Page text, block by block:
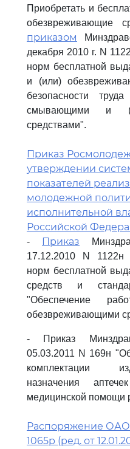
Приобретать и
обезвреживающие
приказом
декабря 2010 г. N
норм бесплатной
и (или)
безопасности
смывающими и
средствами".
Приказ
утверждении
показателей
молодежной
исполнительной
Российской
- Приказ
17.12.2010 N 1122н
норм бесплатной
средств и
"Обеспечение
обезвреживающими
- Приказ
05.03.2011 N 169н
комплектации
назначения
медицинской помощи
Распоряжение ОАО
1065р (ред. от